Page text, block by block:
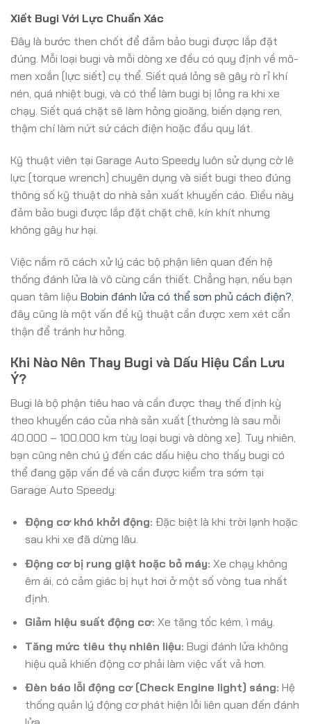
Xiết Bugi Với Lực Chuẩn Xác
Đây là bước then chốt để đảm bảo bugi được lắp đặt
đúng. Mỗi loại bugi và mỗi dòng xe đều có quy định về mô-
men xoắn (lực siết) cụ thể. Siết quá lỏng sẽ gây rò rỉ khí
nén, quá nhiệt bugi, và có thể làm bugi bị lỏng ra khi xe
chạy. Siết quá chặt sẽ làm hỏng gioăng, biến dạng ren,
thậm chí làm nứt sứ cách điện hoặc đầu quy lát.
Kỹ thuật viên tại Garage Auto Speedy luôn sử dụng cờ lê
lực (torque wrench) chuyên dụng và siết bugi theo đúng
thông số kỹ thuật do nhà sản xuất khuyến cáo. Điều này
đảm bảo bugi được lắp đặt chặt chẽ, kín khít nhưng
không gây hư hại.
Việc nắm rõ cách xử lý các bộ phận liên quan đến hệ
thống đánh lửa là vô cùng cần thiết. Chẳng hạn, nếu bạn
quan tâm liệu Bobin đánh lửa có thể sơn phủ cách điện?,
đây cũng là một vấn đề kỹ thuật cần được xem xét cẩn
thận để tránh hư hỏng.
Khi Nào Nên Thay Bugi và Dấu Hiệu Cần Lưu
Ý?
Bugi là bộ phận tiêu hao và cần được thay thế định kỳ
theo khuyến cáo của nhà sản xuất (thường là sau mỗi
40.000 – 100.000 km tùy loại bugi và dòng xe). Tuy nhiên,
bạn cũng nên chú ý đến các dấu hiệu cho thấy bugi có
thể đang gặp vấn đề và cần được kiểm tra sớm tại
Garage Auto Speedy:
Động cơ khó khởi động: Đặc biệt là khi trời lạnh hoặc
sau khi xe đã dừng lâu.
Động cơ bị rung giật hoặc bỏ máy: Xe chạy không
êm ái, có cảm giác bị hụt hơi ở một số vòng tua nhất
định.
Giảm hiệu suất động cơ: Xe tăng tốc kém, ì máy.
Tăng mức tiêu thụ nhiên liệu: Bugi đánh lửa không
hiệu quả khiến động cơ phải làm việc vất vả hơn.
Đèn báo lỗi động cơ (Check Engine light) sáng: Hệ
thống quản lý động cơ phát hiện lỗi liên quan đến đánh